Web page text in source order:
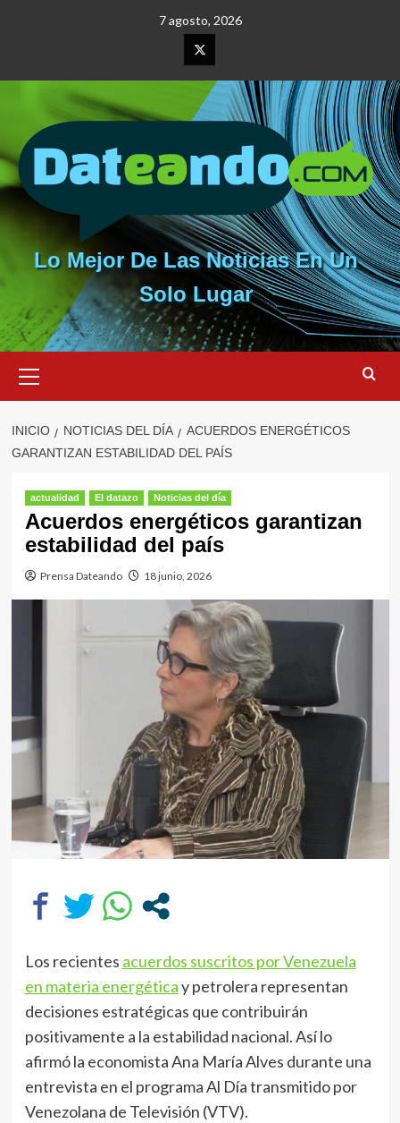
7 agosto, 2026
Elemento
del
menú
Lo Mejor De Las Noticias En Un
Solo Lugar
primario
INICIO NOTICIAS DEL DÍA
ACUERDOS ENERGÉTICOS
GARANTIZAN ESTABILIDAD DEL PAÍS
actualidad El datazo Noticias del día
Acuerdos energéticos garantizan
estabilidad del país
Prensa Dateando 18 junio, 2026
Los recientes acuerdos suscritos por Venezuela
en materia energéticay petrolera representan
decisiones estratégicas que contribuirán
positivamente a la estabilidad nacional. Así lo
afirmó la economista Ana María Alves durante una
entrevista en el programa Al Día transmitido por
Venezolana de Televisión (VTV).